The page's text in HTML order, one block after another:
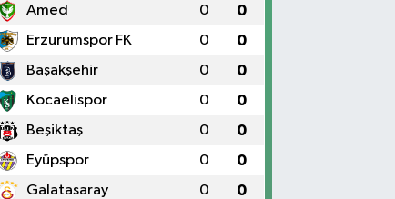
Amed 0 0
Erzurumspor FK 0 0
Başakşehir 0 0
Kocaelispor 0 0
Beşiktaş 0 0
Eyüpspor 0 0
Galatasaray 0 0